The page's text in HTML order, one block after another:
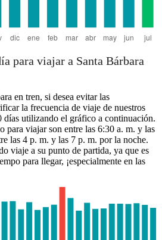
para viajar a Santa Bárbara
en tren, si desea evitar las
la frecuencia de viaje de nuestros
días utilizando el gráfico a continuación.
para viajar son entre las 6:30 a. m. y las
las 4 p. m. y las 7 p. m. por la noche.
viaje a su punto de partida, ya que es
para llegar, ¡especialmente en las